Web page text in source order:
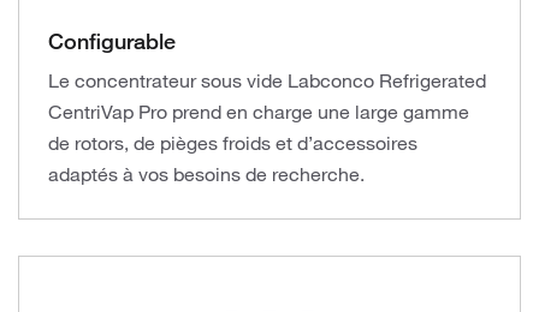
Configurable
Le concentrateur sous vide Labconco Refrigerated
CentriVap Pro prend en charge une large gamme
de rotors, de pièges froids et d’accessoires
adaptés à vos besoins de recherche.